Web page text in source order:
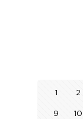
1 2
9 10